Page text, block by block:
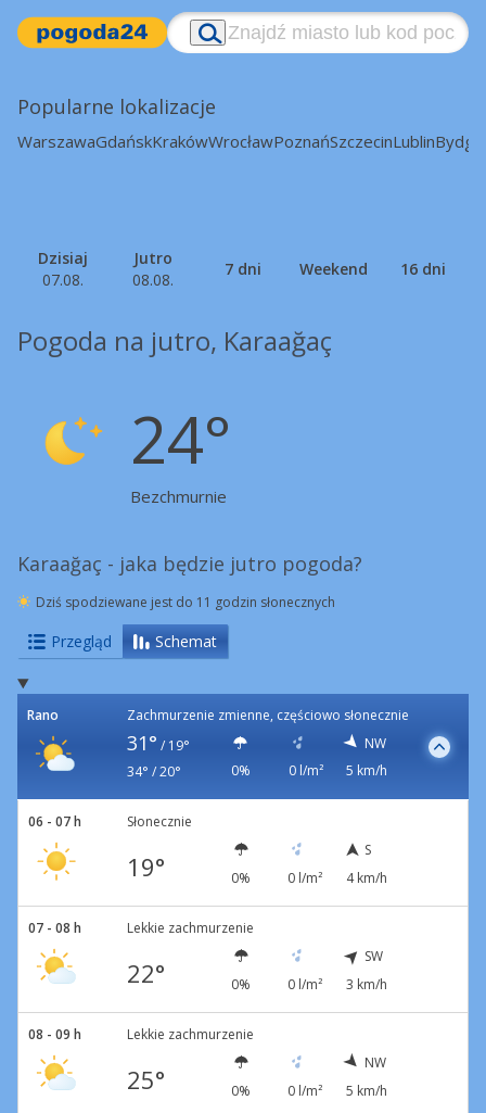
Popularne lokalizacje
WarszawaGdańskKrakówWrocławPoznańSzczecinLublin
Dzisiaj
07.08.
Jutro
08.08.
7 dni Weekend 16 dni
Pogoda na jutro, Karaağaç
24°
Bezchmurnie
Karaağaç - jaka będzie jutro pogoda?
Dziś spodziewane jest do 11 godzin słonecznych
Przegląd Schemat
Rano Zachmurzenie zmienne, częściowo słonecznie
31° / 19°
34° / 20°
0% 0 l/m²
NW
5 km/h
06 - 07 h Słonecznie
19° 0% 0 l/m²
S
4 km/h
07 - 08 h Lekkie zachmurzenie
22° 0% 0 l/m²
SW
3 km/h
08 - 09 h Lekkie zachmurzenie
25° 0% 0 l/m²
NW
5 km/h